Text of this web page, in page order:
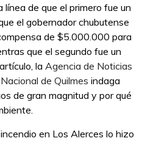
de que el primero fue un
el gobernador chubutense
de $5.000.000 para
que el segundo fue un
la Agencia de Noticias
de Quilmes indaga
de gran magnitud y por qué
en Los Alerces lo hizo